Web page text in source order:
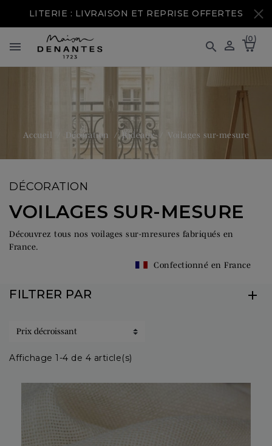
LITERIE : LIVRAISON ET REPRISE OFFERTES
  (0)

Accueil Décoration Rideaux Voilages sur-mesure
DÉCORATION
VOILAGES SUR-MESURE
Découvrez tous nos voilages sur-mresures fabriqués en
France.
Confectionné en France
FILTRER PAR
Affichage 1-4 de 4 article(s)